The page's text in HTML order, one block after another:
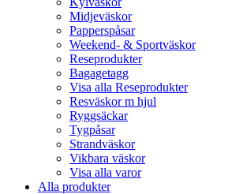
Midjeväskor
Papperspåsar
Weekend- & Sportväskor
Reseprodukter
Bagagetagg
Visa alla Reseprodukter
Resväskor m hjul
Ryggsäckar
Tygpåsar
Strandväskor
Vikbara väskor
Visa alla varor
Alla produkter